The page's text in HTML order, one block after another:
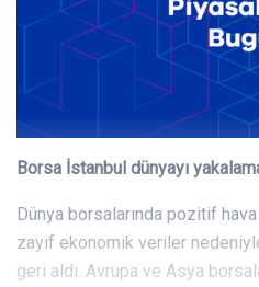
Borsa İstanbul dünyayı
Dünya borsalarında pozitif
zayıf ekonomik veriler
geri aldı. Avrupa ve Asya